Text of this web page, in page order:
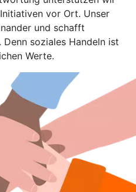
vor Ort. Unser
und schafft
soziales Handeln ist
Werte.